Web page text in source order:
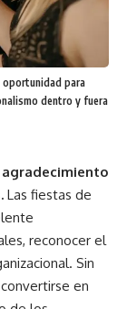
oportunidad para
dentro y fuera
Las fiestas de
reconocer el
Sin
en